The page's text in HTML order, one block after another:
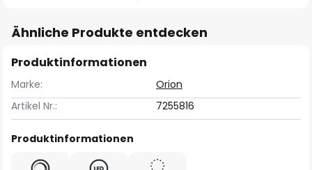
Ähnliche Produkte entdecken
Produktinformationen
Marke:
Orion
Artikel Nr.:
7255816
Produktinformationen